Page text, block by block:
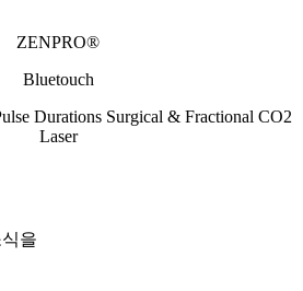
ZENPRO®
Bluetouch
Durations Surgical & Fractional CO2
Laser
을